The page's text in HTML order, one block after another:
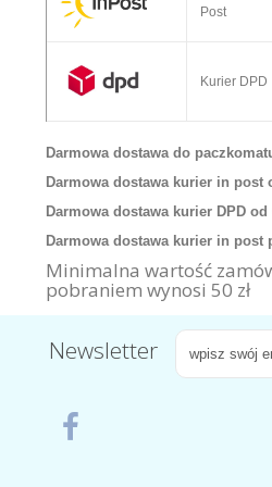
Post
Kurier DPD
Darmowa dostawa do
Darmowa dostawa kurier in post
Darmowa dostawa kurier DPD od
Darmowa dostawa kurier in post
Minimalna wartość
pobraniem wynosi 50 zł
Newsletter